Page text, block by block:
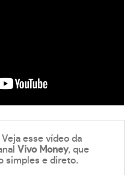
esse vídeo da
Vivo Money, que
simples e direto.